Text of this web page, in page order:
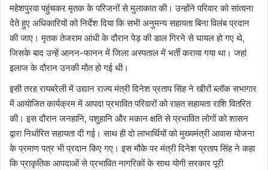
महेशपुरवा पहुंचकर मृतक के परिजनों से मुलाकात की। उन्होंने परिवार को सांत्वना
देते हुए अधिकारियों को निर्देश दिया कि सभी अनुमन्य सहायता बिना विलंब प्रदान
की जाए। मृतक तेजराम आंधी के दौरान पेड़ की डाल गिरने से घायल हो गए थे,
जिसके बाद उन्हें आनन-फानन में जिला अस्पताल में भर्ती कराया गया था। जहां
इलाज के दौरान उनकी मौत हो गई थी।
इसी तरह रायबरेली में उद्यान राज्य मंत्री दिनेश प्रताप सिंह ने खीरों ब्लॉक सभागार
में आयोजित कार्यक्रम में आपदा प्रभावित परिवारों को राहत सहायता राशि वितरित
की। इस दौरान जनहानि, पशुहानि और मकान क्षति से प्रभावित लोगों को शासन
द्वारा निर्धारित सहायता दी गई। साथ ही दो लाभार्थियों को मुख्यमंत्री आवास योजना
के प्रमाण पत्र भी प्रदान किए गए। इस मौके पर मंत्री दिनेश प्रताप सिंह ने कहा
कि प्राकृतिक आपदाओं से प्रभावित नागरिकों के साथ योगी सरकार पूरी